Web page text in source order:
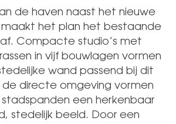
de haven naast het nieuwe
maakt het plan het bestaande
Compacte studio’s met
in vijf bouwlagen vormen
wand passend bij dit
de directe omgeving vormen
stadspanden een herkenbaar
stedelijk beeld. Door een